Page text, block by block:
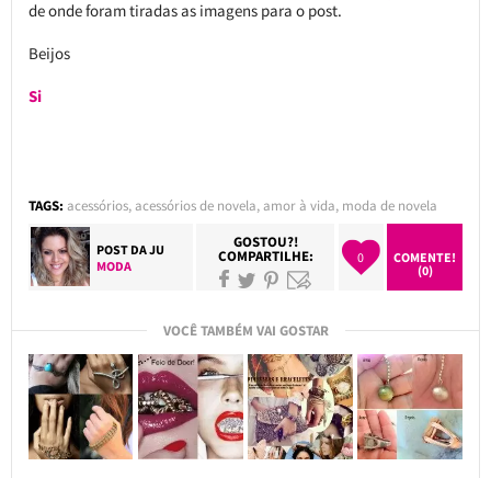
de onde foram tiradas as imagens para o post.
Beijos
Si
TAGS: acessórios,acessórios de novela,amor à vida, moda de novela
POST DAJU
MODA
GOSTOU?!
COMPARTILHE: 0
COMENTE!
(0)
VOCÊ TAMBÉM VAI GOSTAR